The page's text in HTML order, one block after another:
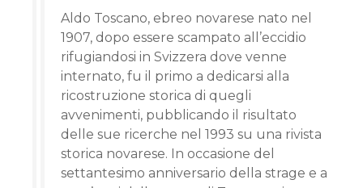
Aldo Toscano, ebreo novarese nato nel
1907, dopo essere scampato all’eccidio
rifugiandosi in Svizzera dove venne
internato, fu il primo a dedicarsi alla
ricostruzione storica di quegli
avvenimenti, pubblicando il risultato
delle sue ricerche nel 1993 su una rivista
storica novarese. In occasione del
settantesimo anniversario della strage e a